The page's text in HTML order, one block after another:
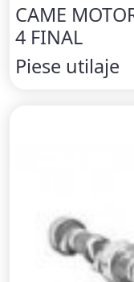
CAME
4 FINAL
Piese utilaje